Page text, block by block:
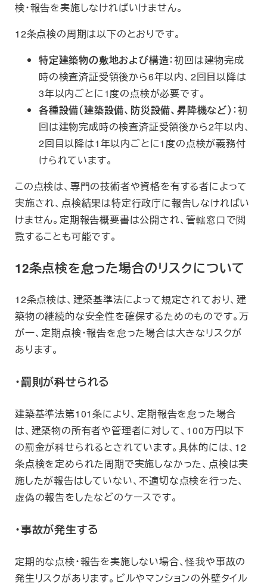
検・報告を実施しなければいけません。
12条点検の周期は以下のとおりです。
特定建築物の敷地および構造：初回は建物完成
時の検査済証受領後から6年以内、2回目以降は
3年以内ごとに1度の点検が必要です。
各種設備（建築設備、防災設備、昇降機など） ：初
回は建物完成時の検査済証受領後から2年以内、
2回目以降は1年以内ごとに1度の点検が義務付
けられています。
この点検は、専門の技術者や資格を有する者によって
実施され、点検結果は特定行政庁に報告しなければい
けません。定期報告概要書は公開され、管轄窓口で閲
覧することも可能です。
12条点検を怠った場合のリスクについて
12条点検は、建築基準法によって規定されており、建
築物の継続的な安全性を確保するためのものです。万
が一、定期点検・報告を怠った場合は大きなリスクが
あります。
・罰則が科せられる
建築基準法第101条により、定期報告を怠った場合
は、建築物の所有者や管理者に対して、100万円以下
の罰金が科せられるとされています。具体的には、12
条点検を定められた周期で実施しなかった、点検は実
施したが報告はしていない、不適切な点検を行った、
虚偽の報告をしたなどのケースです。
・事故が発生する
定期的な点検・報告を実施しない場合、怪我や事故の
発生リスクがあります。ビルやマンションの外壁タイル